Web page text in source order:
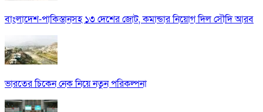
বাংলাদেশ-পাকিস্তানসহ ১৩ দেশের জোট, কমান্ডার নিয়োগ দিল সৌদি আরব
ভারতের চিকেন নেক নিয়ে নতুন পরিকল্পনা